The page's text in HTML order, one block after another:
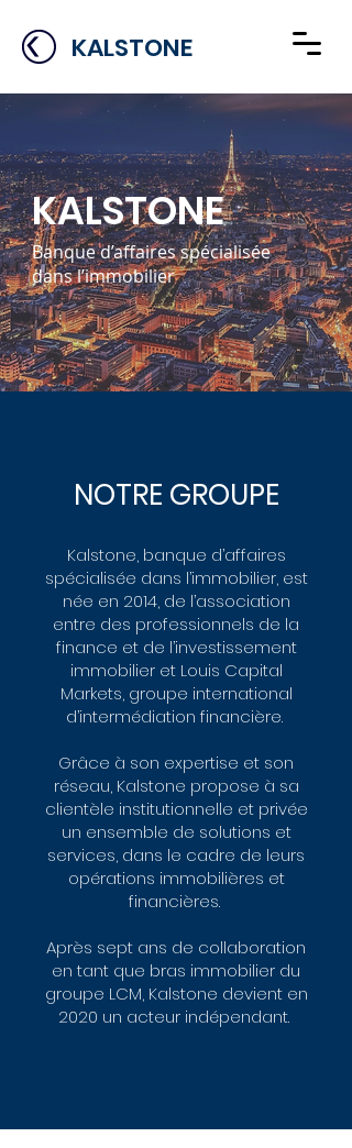
KALSTONE
KALSTONE
Banque d’affaires spécialisée
dans l’immobilier
NOTRE GROUPE
Kalstone, banque d’affaires
spécialisée dans l’immobilier, est
née en 2014, de l’association
entre des professionnels de la
finance et de l’investissement
immobilier et Louis Capital
Markets, groupe international
d’intermédiation financière.
Grâce à son expertise et son
réseau, Kalstone propose à sa
clientèle institutionnelle et privée
un ensemble de solutions et
services, dans le cadre de leurs
opérations immobilières et
financières.
Après sept ans de collaboration
en tant que bras immobilier du
groupe LCM, Kalstone devient en
2020 un acteur indépendant.